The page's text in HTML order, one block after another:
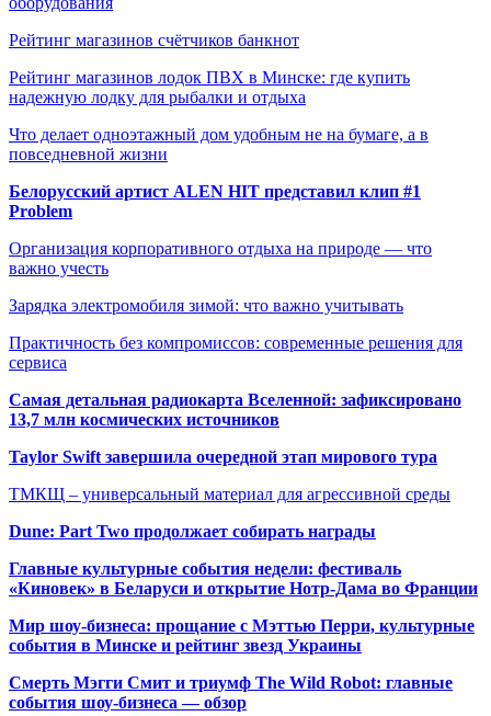
Рейтинг магазинов счётчиков банкнот
Рейтинг магазинов лодок ПВХ в Минске: где купить
надежную лодку для рыбалки и отдыха
Что делает одноэтажный дом удобным не на бумаге, а в
повседневной жизни
Белорусский артист ALEN HIT представил клип #1
Problem
Организация корпоративного отдыха на природе — что
важно учесть
Зарядка электромобиля зимой: что важно учитывать
Практичность без компромиссов: современные решения для
сервиса
Самая детальная радиокарта Вселенной: зафиксировано
13,7 млн космических источников
Taylor Swift завершила очередной этап мирового тура
ТМКЩ – универсальный материал для агрессивной среды
Dune: Part Two продолжает собирать награды
Главные культурные события недели: фестиваль
«Киновек» в Беларуси и открытие Нотр-Дама во Франции
Мир шоу-бизнеса: прощание с Мэттью Перри, культурные
события в Минске и рейтинг звезд Украины
Смерть Мэгги Смит и триумф The Wild Robot: главные
события шоу-бизнеса — обзор